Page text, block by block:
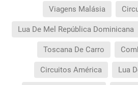
Viagens Malásia
Lua De Mel República Dominicana
Toscana De Carro
Circuitos América Lua